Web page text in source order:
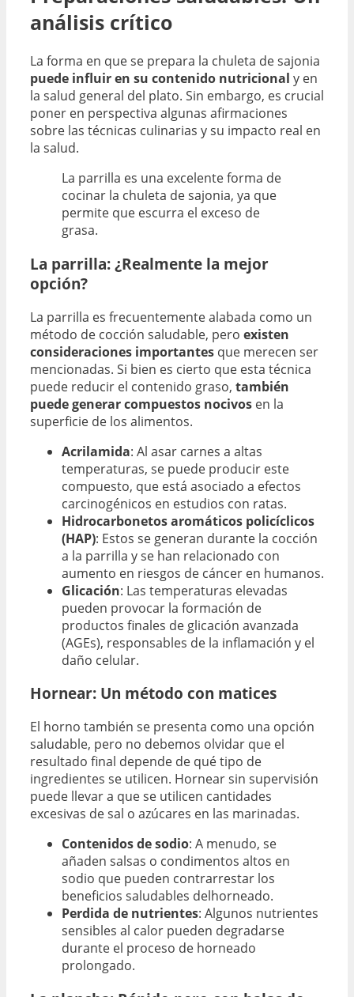
análisis crítico
La forma en que se prepara la chuleta de sajonia
puede influir en su contenido nutricional y en
la salud general del plato. Sin embargo, es crucial
poner en perspectiva algunas afirmaciones
sobre las técnicas culinarias y su impacto real en
la salud.
La parrilla es una excelente forma de
cocinar la chuleta de sajonia, ya que
permite que escurra el exceso de
grasa.
La parrilla: ¿Realmente la mejor
opción?
La parrilla es frecuentemente alabada como un
método de cocción saludable, pero existen
consideraciones importantes que merecen ser
mencionadas. Si bien es cierto que esta técnica
puede reducir el contenido graso, también
puede generar compuestos nocivos en la
superficie de los alimentos.
Acrilamida: Al asar carnes a altas
temperaturas, se puede producir este
compuesto, que está asociado a efectos
carcinogénicos en estudios con ratas.
Hidrocarbonetos aromáticos policíclicos
(HAP): Estos se generan durante la cocción
a la parrilla y se han relacionado con
aumento en riesgos de cáncer en humanos.
Glicación: Las temperaturas elevadas
pueden provocar la formación de
productos finales de glicación avanzada
(AGEs), responsables de la inflamación y el
daño celular.
Hornear: Un método con matices
El horno también se presenta como una opción
saludable, pero no debemos olvidar que el
resultado final depende de qué tipo de
ingredientes se utilicen. Hornear sin supervisión
puede llevar a que se utilicen cantidades
excesivas de sal o azúcares en las marinadas.
Contenidos de sodio: A menudo, se
añaden salsas o condimentos altos en
sodio que pueden contrarrestar los
beneficios saludables delhorneado.
Perdida de nutrientes: Algunos nutrientes
sensibles al calor pueden degradarse
durante el proceso de horneado
prolongado.